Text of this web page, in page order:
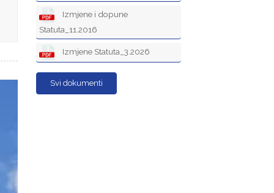
Izmjene i dopune
Statuta_11.2016
Izmjene Statuta_3.2026
Svi dokumenti